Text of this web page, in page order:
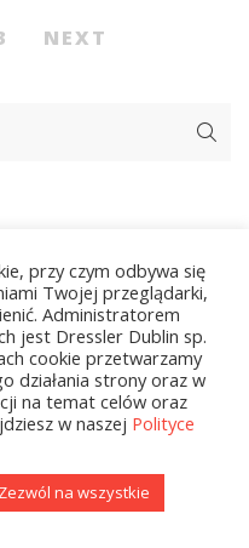
NEXT
przy czym odbywa się
Twojej przeglądarki,
Administratorem
jest Dressler Dublin sp.
cookie przetwarzamy
działania strony oraz w
na temat celów oraz
w naszej Polityce
Zezwól na wszystkie